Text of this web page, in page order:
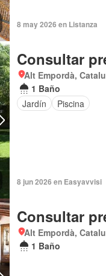
8 may 2026 en Listanza
Consultar
Alt Empordà,
1 Baño
Jardín
Piscina
8 jun 2026 en Easyavvisi
Consultar
Alt Empordà,
1 Baño